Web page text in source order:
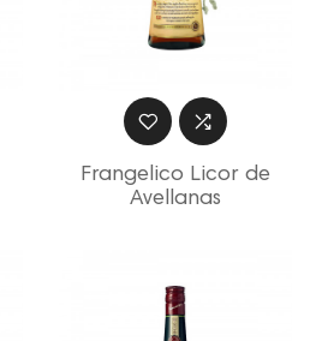
Frangelico Licor de
Avellanas